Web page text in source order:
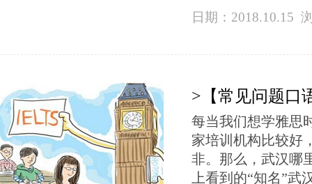
日期：2018.10.15
>【常见问题口
每当我们想学雅思
家培训机构比较好
非。那么，武汉哪
上看到的“知名”